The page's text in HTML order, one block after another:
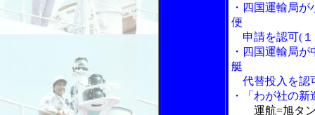
・四国運輸局
便
申請を認可(１
・四国運輸局
艇
代替投入を認
・「わが社の新
運航=旭タ